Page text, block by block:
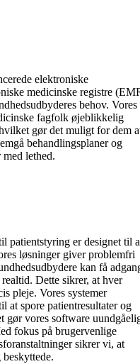
elektroniske
medicinske registre
behov. Vores
fagfolk øjeblikkelig
gør det muligt for dem
behandlingsplaner og
lethed.
patientstyring er designet til
løsninger giver problemfri
kan få
Dette sikrer, at hver
pleje. Vores systemer
at spore patientresultater og
gør vores software
fokus på brugervenlige
sikrer vi, at